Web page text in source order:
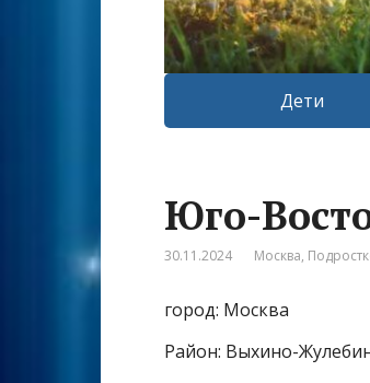
Дети
Юго-
30.11.2024 Москва,
город: Москва
Район: Выхино-